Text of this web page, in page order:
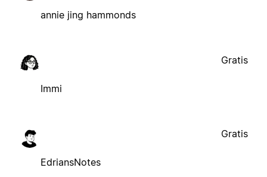
annie jing hammonds
Immi
Gratis
EdriansNotes
Gratis